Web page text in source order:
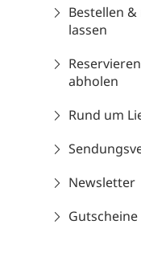
Bestellen
lassen
abholen
Rund um
Newsletter
Gutscheine